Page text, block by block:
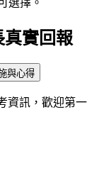
選擇。
真實回報
與心得
資訊，歡迎第一